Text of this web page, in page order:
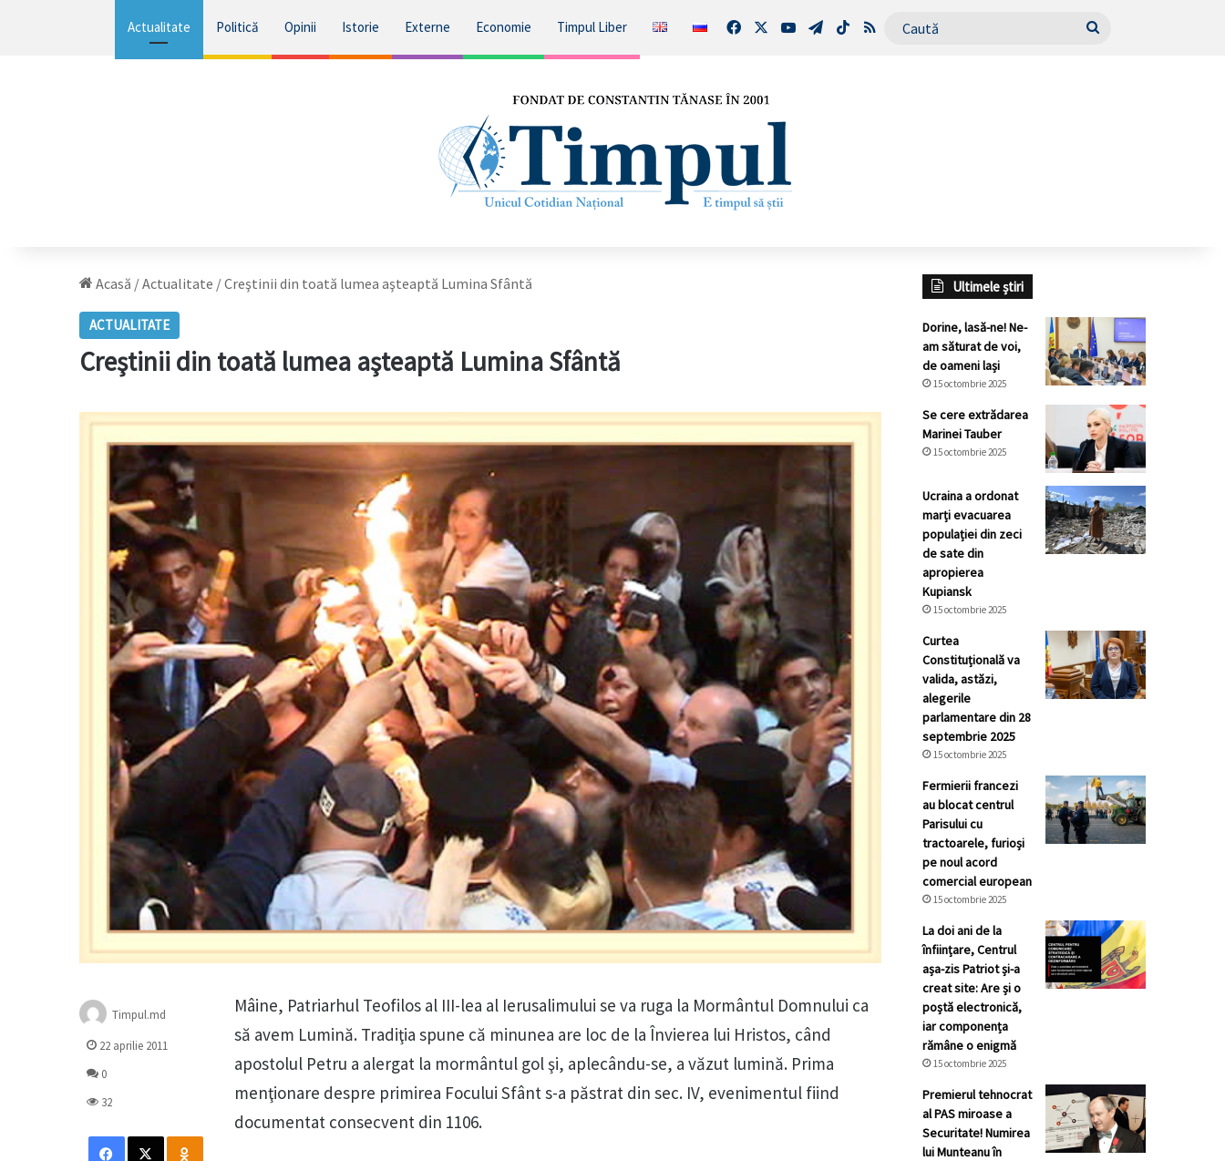
Actualitate Politică Opinii Istorie Externe Economie Timpul Liber FacebookYouTubeTelegram
TikTokRSS Caută
Acasă /Actualitate /Creştinii din toată lumea aşteaptă Lumina Sfântă
ACTUALITATE
Creştinii din toată lumea aşteaptă Lumina Sfântă
Mâine, Patriarhul Teofilos al III-lea al Ierusalimului se va ruga la Mormântul Domnului ca
să avem Lumină. Tradiţia spune că minunea are loc de la Învierea lui Hristos, când
apostolul Petru a alergat la mormântul gol şi, aplecându-se, a văzut lumină. Prima
menţionare despre primirea Focului Sfânt s-a păstrat din sec. IV, evenimentul fiind
documentat consecvent din 1106.
Timpul.md
22 aprilie 2011
0
32
Facebook
X Odnoklassniki
Ultimele știri
Dorine, lasă-ne! Ne-
am săturat de voi,
de oameni lași
15 octombrie 2025
Se cere extrădarea
Marinei Tauber
15 octombrie 2025
Ucraina a ordonat
marți evacuarea
populației din zeci
de sate din
apropierea
Kupiansk
15 octombrie 2025
Curtea
Constituțională va
valida, astăzi,
alegerile
parlamentare din 28
septembrie 2025
15 octombrie 2025
Fermierii francezi
au blocat centrul
Parisului cu
tractoarele, furioși
pe noul acord
comercial european
15 octombrie 2025
La doi ani de la
înființare, Centrul
așa-zis Patriot și-a
creat site: Are și o
poștă electronică,
iar componența
rămâne o enigmă
15 octombrie 2025
Premierul tehnocrat
al PAS miroase a
Securitate! Numirea
lui Munteanu în